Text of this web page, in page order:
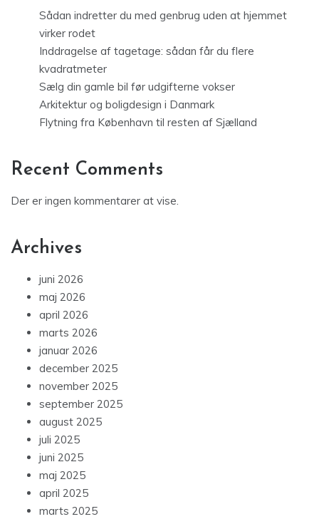
Sådan indretter du med genbrug uden at hjemmet
virker rodet
Inddragelse af tagetage: sådan får du flere
kvadratmeter
Sælg din gamle bil før udgifterne vokser
Arkitektur og boligdesign i Danmark
Flytning fra København til resten af Sjælland
Recent Comments
Der er ingen kommentarer at vise.
Archives
juni 2026
maj 2026
april 2026
marts 2026
januar 2026
december 2025
november 2025
september 2025
august 2025
juli 2025
juni 2025
maj 2025
april 2025
marts 2025